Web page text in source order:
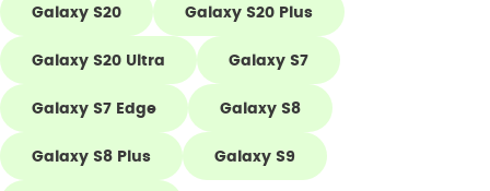
Galaxy S20 Galaxy S20 Plus
Galaxy S20 Ultra Galaxy S7
Galaxy S7 Edge Galaxy S8
Galaxy S8 Plus Galaxy S9